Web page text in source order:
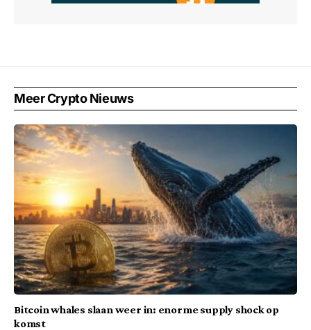
Meer Crypto Nieuws
Bitcoin whales slaan weer in: enorme supply shock op
komst